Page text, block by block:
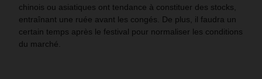
chinois ou asiatiques ont tendance à constituer des stocks,
entraînant une ruée avant les congés. De plus, il faudra un
certain temps après le festival pour normaliser les conditions
du marché.